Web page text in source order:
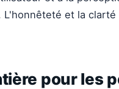
et la
pour les